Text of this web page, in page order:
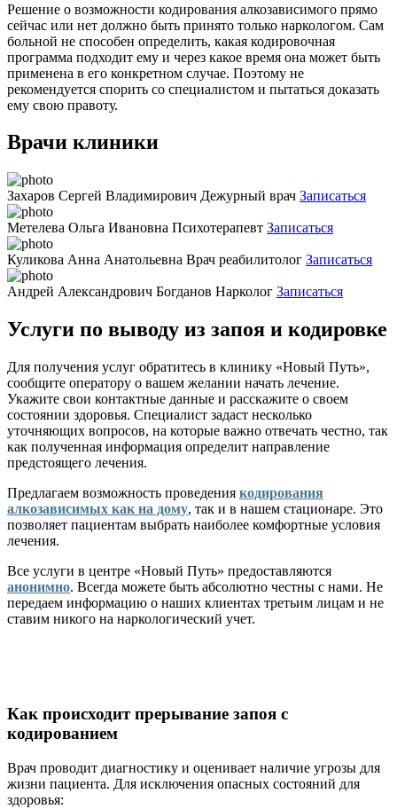
Решение о возможности кодирования алкозависимого прямо
сейчас или нет должно быть принято только наркологом. Сам
больной не способен определить, какая кодировочная
программа подходит ему и через какое время она может быть
применена в его конкретном случае. Поэтому не
рекомендуется спорить со специалистом и пытаться доказать
ему свою правоту.
Врачи клиники
Захаров Сергей Владимирович Дежурный врач Записаться
Метелева Ольга Ивановна Психотерапевт Записаться
Куликова Анна Анатольевна Врач реабилитолог Записаться
Андрей Александрович Богданов Нарколог Записаться
Услуги по выводу из запоя и кодировке
Для получения услуг обратитесь в клинику «Новый Путь»,
сообщите оператору о вашем желании начать лечение.
Укажите свои контактные данные и расскажите о своем
состоянии здоровья. Специалист задаст несколько
уточняющих вопросов, на которые важно отвечать честно, так
как полученная информация определит направление
предстоящего лечения.
Предлагаем возможность проведения кодирования
алкозависимых как на дому, так и в нашем стационаре. Это
позволяет пациентам выбрать наиболее комфортные условия
лечения.
Все услуги в центре «Новый Путь» предоставляются
анонимно. Всегда можете быть абсолютно честны с нами. Не
передаем информацию о наших клиентах третьим лицам и не
ставим никого на наркологический учет.
Как происходит прерывание запоя с
кодированием
Врач проводит диагностику и оценивает наличие угрозы для
жизни пациента. Для исключения опасных состояний для
здоровья: